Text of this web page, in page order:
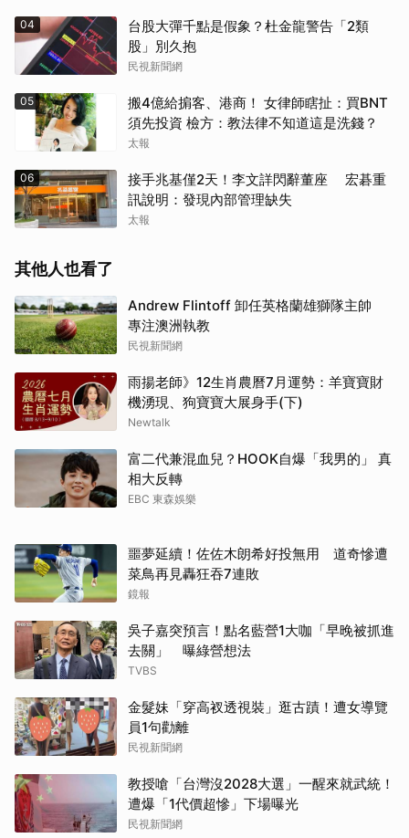
04
台股大彈千點是假象？杜金龍警告「2類
股」別久抱
民視新聞網
05
搬4億給掮客、港商！ 女律師瞎扯：買BNT
須先投資 檢方：教法律不知道這是洗錢？
太報
06
接手兆基僅2天！李文詳閃辭董座 宏碁重
訊說明：發現內部管理缺失
太報
其他人也看了
Andrew Flintoff 卸任英格蘭雄獅隊主帥
專注澳洲執教
民視新聞網
雨揚老師》12生肖農曆7月運勢：羊寶寶財
機湧現、狗寶寶大展身手(下)
Newtalk
富二代兼混血兒？HOOK自爆「我男的」 真
相大反轉
EBC 東森娛樂
噩夢延續！佐佐木朗希好投無用 道奇慘遭
菜鳥再見轟狂吞7連敗
鏡報
吳子嘉突預言！點名藍營1大咖「早晚被抓進
去關」 曝綠營想法
TVBS
金髮妹「穿高衩透視裝」逛古蹟！遭女導覽
員1句勸離
民視新聞網
教授嗆「台灣沒2028大選」一醒來就武統！
遭爆「1代價超慘」下場曝光
民視新聞網